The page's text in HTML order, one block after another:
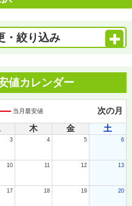
・絞り込み
値カレンダー
当月最安値
次の月
木 金 土
3 4 5 6
10 11 12 13
17 18 19 20